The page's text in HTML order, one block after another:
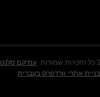
עמיקם סלנט.
בניית אתרי וורדפרס בעברית